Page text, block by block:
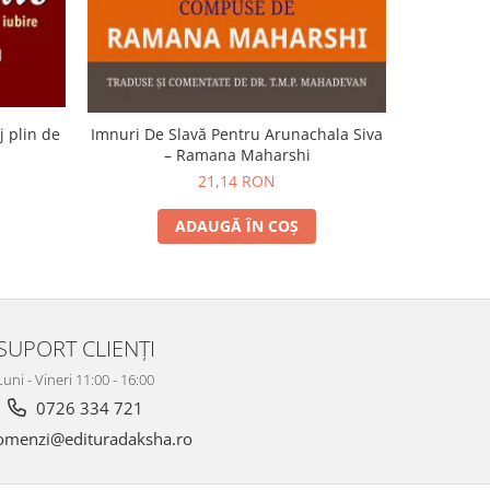
plin de
Imnuri De Slavă Pentru Arunachala Siva
– Ramana Maharshi
21,14 RON
ADAUGĂ ÎN COȘ
CLIENȚI
- Vineri 11:00 - 16:00
0726 334 721